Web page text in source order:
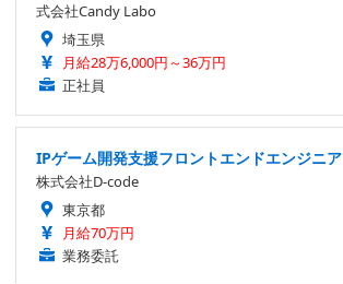
式会社Candy Labo
埼玉県
月給28万6,000円～36万円
正社員
IPゲーム開発支援フロントエンドエンジニア
株式会社D-code
東京都
月給70万円
業務委託